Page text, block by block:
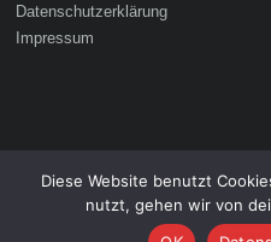
Datenschutzerklärung
Impressum
Copyright © 2026Freiwillige
Diese Website benutzt
nutzt, gehen wir von